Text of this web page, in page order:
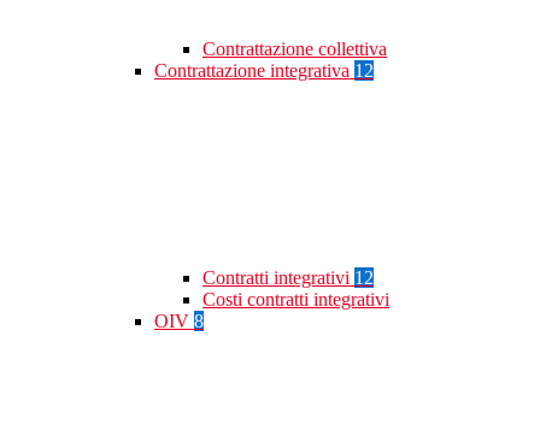
Contrattazione collettiva
Contrattazione integrativa 12
Contratti integrativi 12
Costi contratti integrativi
OIV 8